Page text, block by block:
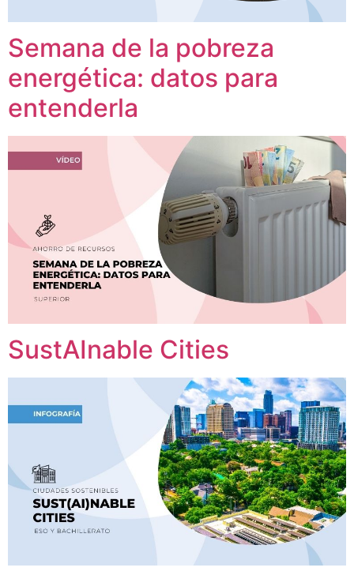
Semana de la pobreza
energética: datos para
entenderla
SustAInable Cities